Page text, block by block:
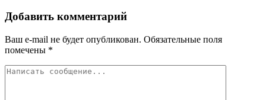
Добавить комментарий
Ваш e-mail не будет опубликован. Обязательные поля
помечены *